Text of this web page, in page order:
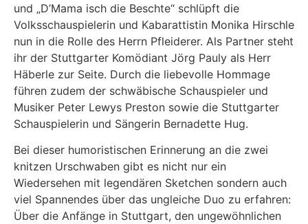
und „D’Mama isch die Beschte“ schlüpft die
Volksschauspielerin und Kabarattistin Monika Hirschle
nun in die Rolle des Herrn Pfleiderer. Als Partner steht
ihr der Stuttgarter Komödiant Jörg Pauly als Herr
Häberle zur Seite. Durch die liebevolle Hommage
führen zudem der schwäbische Schauspieler und
Musiker Peter Lewys Preston sowie die Stuttgarter
Schauspielerin und Sängerin Bernadette Hug.
Bei dieser humoristischen Erinnerung an die zwei
knitzen Urschwaben gibt es nicht nur ein
Wiedersehen mit legendären Sketchen sondern auch
viel Spannendes über das ungleiche Duo zu erfahren:
Über die Anfänge in Stuttgart, den ungewöhnlichen